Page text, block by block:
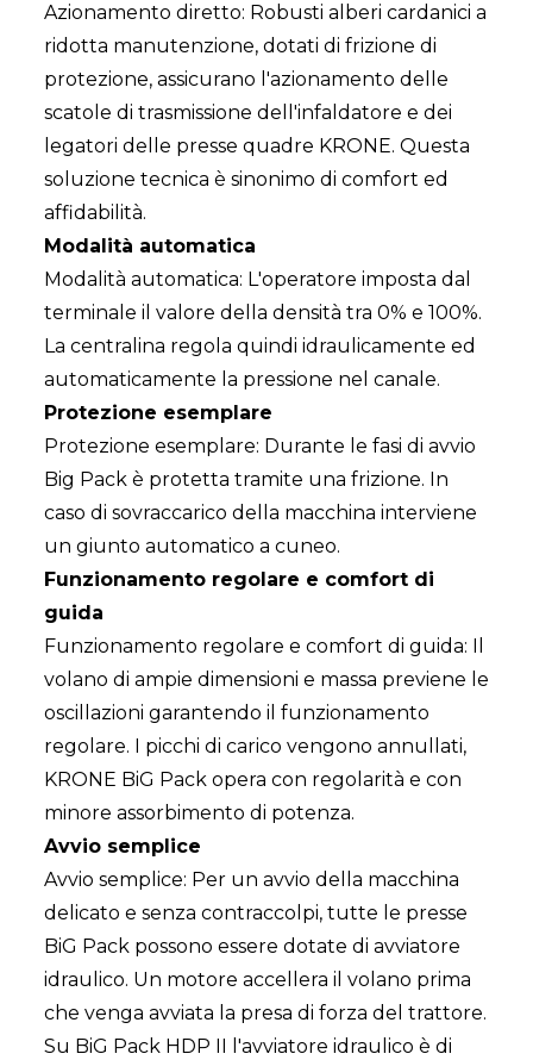
Azionamento diretto: Robusti alberi cardanici a
ridotta manutenzione, dotati di frizione di
protezione, assicurano l'azionamento delle
scatole di trasmissione dell'infaldatore e dei
legatori delle presse quadre KRONE. Questa
soluzione tecnica è sinonimo di comfort ed
affidabilità.
Modalità automatica
Modalità automatica: L'operatore imposta dal
terminale il valore della densità tra 0% e 100%.
La centralina regola quindi idraulicamente ed
automaticamente la pressione nel canale.
Protezione esemplare
Protezione esemplare: Durante le fasi di avvio
Big Pack è protetta tramite una frizione. In
caso di sovraccarico della macchina interviene
un giunto automatico a cuneo.
Funzionamento regolare e comfort di
guida
Funzionamento regolare e comfort di guida: Il
volano di ampie dimensioni e massa previene le
oscillazioni garantendo il funzionamento
regolare. I picchi di carico vengono annullati,
KRONE BiG Pack opera con regolarità e con
minore assorbimento di potenza.
Avvio semplice
Avvio semplice: Per un avvio della macchina
delicato e senza contraccolpi, tutte le presse
BiG Pack possono essere dotate di avviatore
idraulico. Un motore accellera il volano prima
che venga avviata la presa di forza del trattore.
Su BiG Pack HDP II l'avviatore idraulico è di